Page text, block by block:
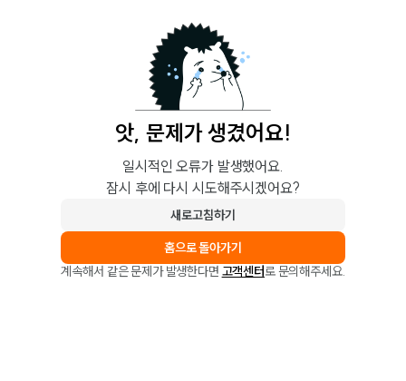
앗, 문제가 생겼어요!
일시적인 오류가 발생했어요.
잠시 후에 다시 시도해주시겠어요?
새로고침하기
홈으로 돌아가기
계속해서 같은 문제가 발생한다면 고객센터로 문의해주세요.